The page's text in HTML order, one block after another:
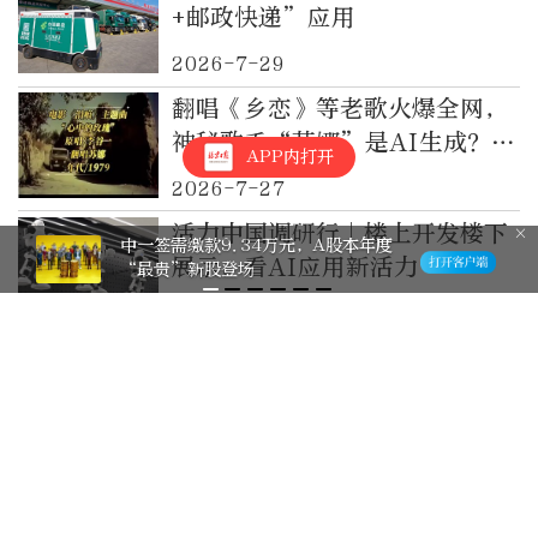
+邮政快递”应用
2026-7-29
翻唱《乡恋》等老歌火爆全网，
神秘歌手“苏娜”是AI生成？李
谷一大方回应被翻唱！
2026-7-27
活力中国调研行｜楼上开发楼下
展示，看AI应用新活力
APP内打开
一签需缴款9.34万元，A股本年度
最贵”新股登场